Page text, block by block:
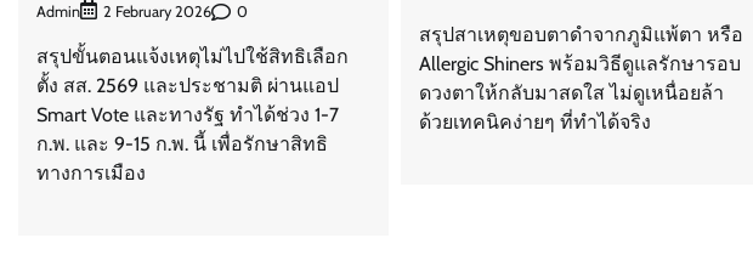
Admin 2 February 2026 0
สรุปขั้นตอนแจ้งเหตุไม่ไปใช้สิทธิเลือก
ตั้ง สส. 2569 และประชามติ ผ่านแอป
Smart Vote และทางรัฐ ทำได้ช่วง 1-7
ก.พ. และ 9-15 ก.พ. นี้ เพื่อรักษาสิทธิ
ทางการเมือง
สรุปสาเหตุขอบตาดำจากภูมิแพ้ตา หรือ
Allergic Shiners พร้อมวิธีดูแลรักษารอบ
ดวงตาให้กลับมาสดใส ไม่ดูเหนื่อยล้า
ด้วยเทคนิคง่ายๆ ที่ทำได้จริง